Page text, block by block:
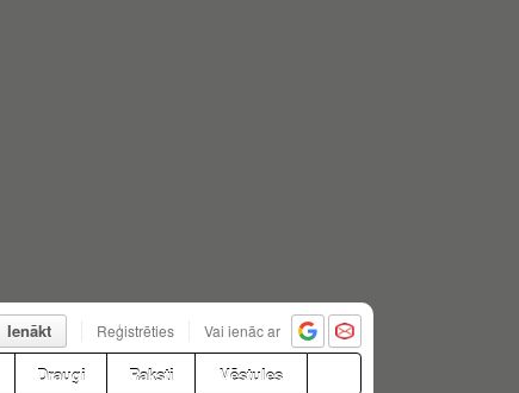
Ienākt Reģistrēties Vai ienāc ar
Draugi Raksti Vēstules